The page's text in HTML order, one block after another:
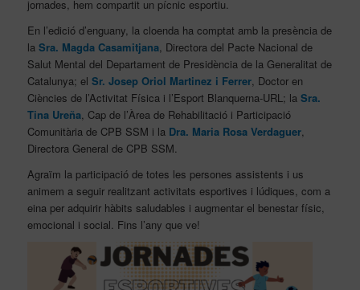
jornades, hem compartit un pícnic esportiu.
En l’edició d’enguany, la cloenda ha comptat amb la presència de
la Sra. Magda Casamitjana, Directora del Pacte Nacional de
Salut Mental del Departament de Presidència de la Generalitat de
Catalunya; el Sr. Josep Oriol Martinez i Ferrer, Doctor en
Ciències de l’Activitat Física i l’Esport Blanquerna-URL; la Sra.
Tina Ureña, Cap de l’Àrea de Rehabilitació i Participació
Comunitària de CPB SSM i la Dra. Maria Rosa Verdaguer,
Directora General de CPB SSM.
Agraïm la participació de totes les persones assistents i us
animem a seguir realitzant activitats esportives i lúdiques, com a
eina per adquirir hàbits saludables i augmentar el benestar físic,
emocional i social. Fins l’any que ve!